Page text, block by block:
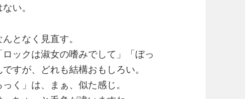
い。
となく見直す。
ックは淑女の嗜みでして」「ぼっ
すが、どれも結構おもしろい。
く」は、まぁ、似た感じ。